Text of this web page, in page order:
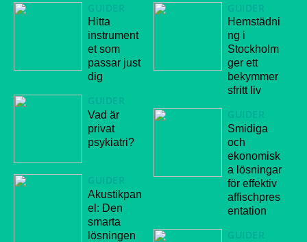
GUIDER
Hitta
instrument
et som
passar just
dig
GUIDER
Vad är
privat
psykiatri?
GUIDER
Akustikpan
el: Den
smarta
lösningen
GUIDER
Hemstädni
ng i
Stockholm
ger ett
bekymmer
sfritt liv
GUIDER
Smidiga
och
ekonomisk
a lösningar
för effektiv
affischpres
entation
GUIDER